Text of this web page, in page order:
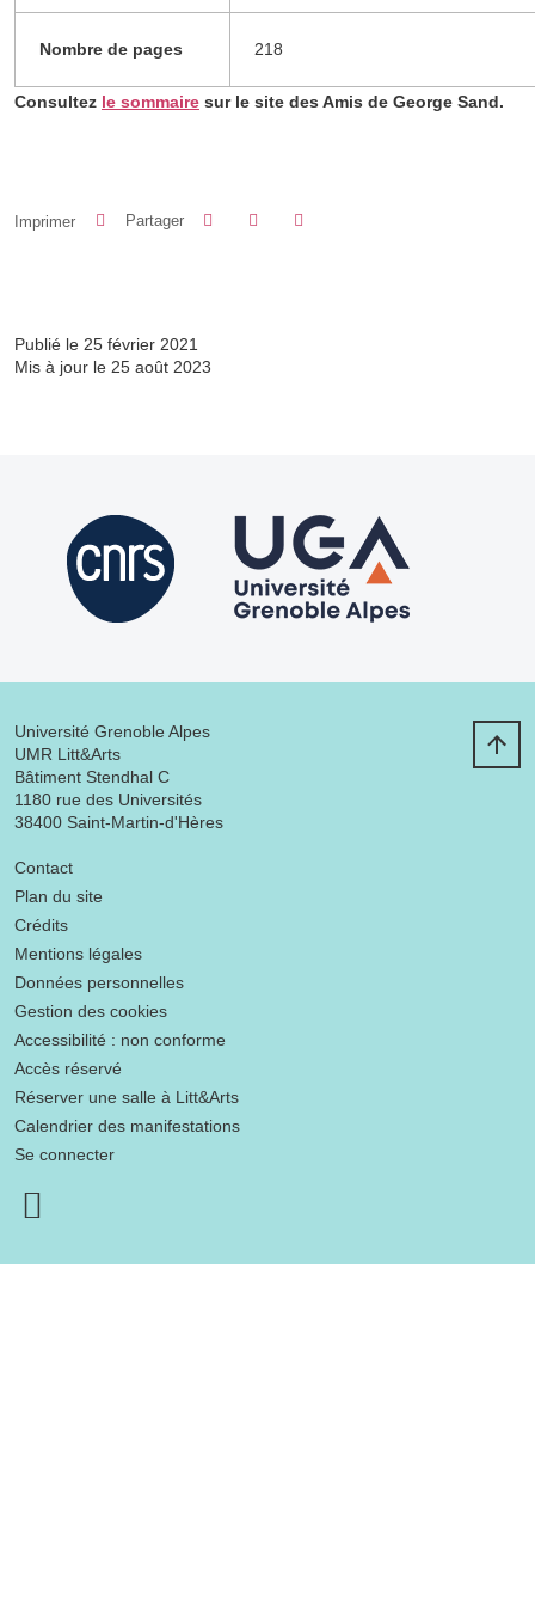
Nombre de pages 218
Consultez le sommaire sur le site des Amis de George Sand.
Imprimer Partager Partager sur Facebook
Partager sur LinkedIn
Publié le 25 février 2021
Mis à jour le 25 août 2023
Université Grenoble Alpes
UMR Litt&Arts
Bâtiment Stendhal C
1180 rue des Universités
38400 Saint-Martin-d'Hères
Menu footer
Contact
Plan du site
Crédits
Mentions légales
Données personnelles
Gestion des cookies
Accessibilité : non conforme
Accès réservé
Réserver une salle à Litt&Arts
Calendrier des manifestations
Se connecter